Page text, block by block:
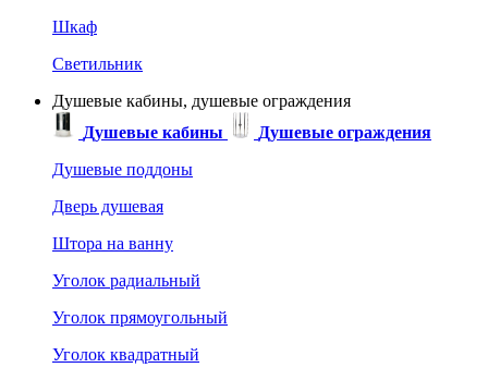
Шкаф
Светильник
Душевые кабины, душевые ограждения
Душевые кабины
Душевые ограждения
Душевые поддоны
Дверь душевая
Штора на ванну
Уголок радиальный
Уголок прямоугольный
Уголок квадратный